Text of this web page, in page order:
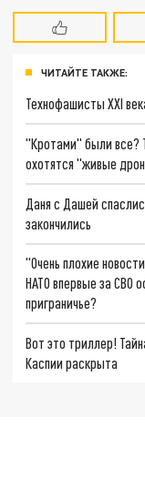
ЧИТАЙТЕ ТАКЖЕ:
Технофашисты XXI
"Кротами" были все?
охотятся "живые
Даня с Дашей
закончились
"Очень плохие
НАТО впервые за СВО
приграничье?
Вот это триллер!
Каспии раскрыта